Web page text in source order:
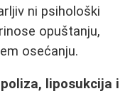
ni psihološki
opuštanju,
osećanju.
liposukcija i